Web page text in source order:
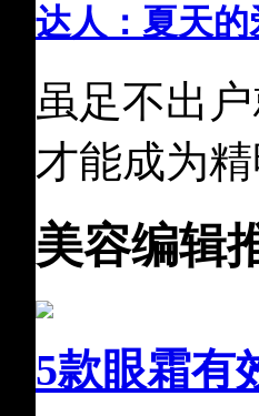
达人：夏天的
虽足不出
才能成为
美容编辑
5款眼霜有